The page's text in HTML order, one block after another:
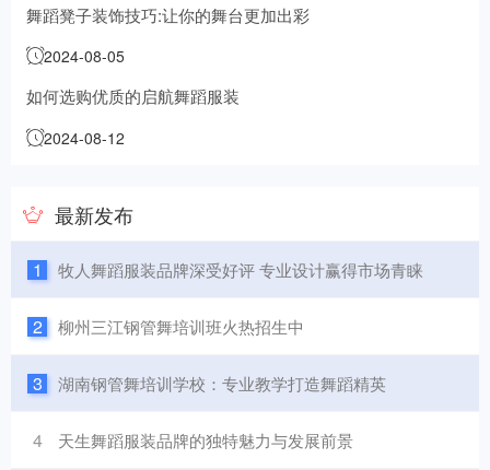
舞蹈凳子装饰技巧:让你的舞台更加出彩
2024-08-05
如何选购优质的启航舞蹈服装
2024-08-12
最新发布
1 牧人舞蹈服装品牌深受好评 专业设计赢得市场青睐
2 柳州三江钢管舞培训班火热招生中
3 湖南钢管舞培训学校：专业教学打造舞蹈精英
4 天生舞蹈服装品牌的独特魅力与发展前景